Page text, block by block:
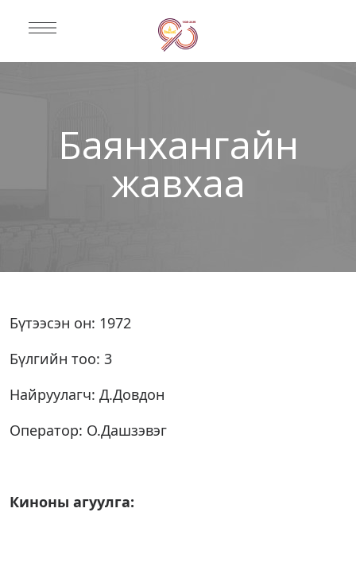
Баянхангайн
жавхаа
Бүтээсэн он: 1972
Бүлгийн тоо: 3
Найруулагч: Д.Довдон
Оператор: О.Дашзэвэг
Киноны агуулга: